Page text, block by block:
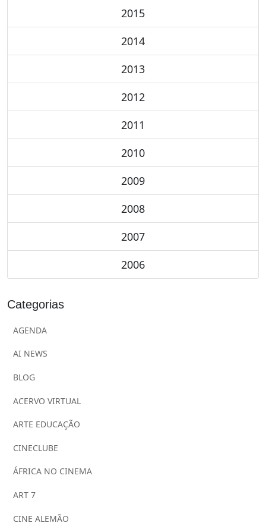
2015
2014
2013
2012
2011
2010
2009
2008
2007
2006
Categorias
AGENDA
AI NEWS
BLOG
ACERVO VIRTUAL
ARTE EDUCAÇÃO
CINECLUBE
ÁFRICA NO CINEMA
ART 7
CINE ALEMÃO